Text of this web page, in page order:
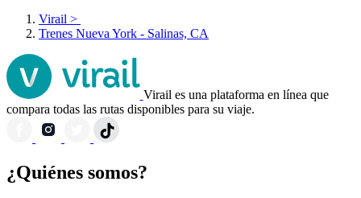
Virail >
Trenes Nueva York - Salinas, CA
Virail es una plataforma en línea que
compara todas las rutas disponibles para su viaje.
¿Quiénes somos?